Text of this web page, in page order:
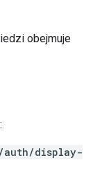
obejmuje
auth/display-